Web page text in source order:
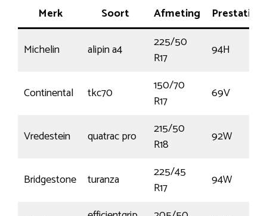
Merk Soort Afmeting Prestatie
Michelin alipin a4
225/50
R17
94H
Continental tkc70
150/70
R17
69V
Vredestein quatrac pro
215/50
R18
92W
Bridgestone turanza
225/45
R17
94W